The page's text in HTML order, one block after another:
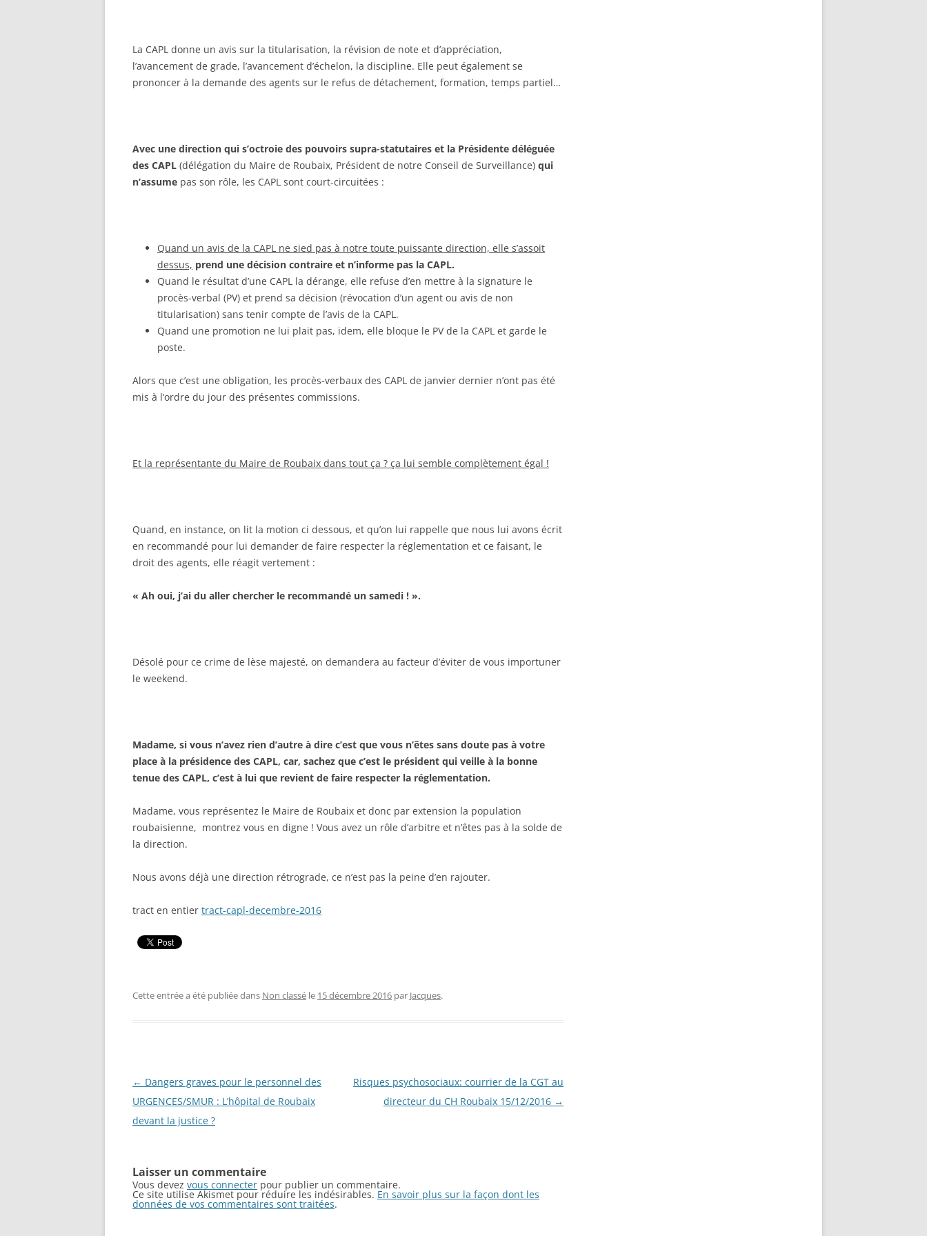
La CAPL donne un avis sur la titularisation, la révision de note et d’appréciation,
l’avancement de grade, l’avancement d’échelon, la discipline. Elle peut également se
prononcer à la demande des agents sur le refus de détachement, formation, temps partiel…
Avec une direction qui s’octroie des pouvoirs supra-statutaires et la Présidente déléguée
des CAPL (délégation du Maire de Roubaix, Président de notre Conseil de Surveillance) qui
n’assume pas son rôle, les CAPL sont court-circuitées :
Quand un avis de la CAPL ne sied pas à notre toute puissante direction, elle s’assoit
dessus, prend une décision contraire et n’informe pas la CAPL.
Quand le résultat d’une CAPL la dérange, elle refuse d’en mettre à la signature le
procès-verbal (PV) et prend sa décision (révocation d’un agent ou avis de non
titularisation) sans tenir compte de l’avis de la CAPL.
Quand une promotion ne lui plait pas, idem, elle bloque le PV de la CAPL et garde le
poste.
Alors que c’est une obligation, les procès-verbaux des CAPL de janvier dernier n’ont pas été
mis à l’ordre du jour des présentes commissions.
Et la représentante du Maire de Roubaix dans tout ça ? ça lui semble complètement égal !
Quand, en instance, on lit la motion ci dessous, et qu’on lui rappelle que nous lui avons écrit
en recommandé pour lui demander de faire respecter la réglementation et ce faisant, le
droit des agents, elle réagit vertement :
« Ah oui, j’ai du aller chercher le recommandé un samedi ! ».
Désolé pour ce crime de lèse majesté, on demandera au facteur d’éviter de vous importuner
le weekend.
Madame, si vous n’avez rien d’autre à dire c’est que vous n’êtes sans doute pas à votre
place à la présidence des CAPL, car, sachez que c’est le président qui veille à la bonne
tenue des CAPL, c’est à lui que revient de faire respecter la réglementation.
Madame, vous représentez le Maire de Roubaix et donc par extension la population
roubaisienne, montrez vous en digne ! Vous avez un rôle d’arbitre et n’êtes pas à la solde de
la direction.
Nous avons déjà une direction rétrograde, ce n’est pas la peine d’en rajouter.
tract en entier tract-capl-decembre-2016
Cette entrée a été publiée dans Non classé le 15 décembre 2016 par Jacques.
Navigation
des
articles
← Dangers graves pour le personnel des
URGENCES/SMUR : L’hôpital de Roubaix
devant la justice ?
Risques psychosociaux: courrier de la CGT au
directeur du CH Roubaix 15/12/2016 →
Laisser un commentaire
Vous devez vous connecter pour publier un commentaire.
Ce site utilise Akismet pour réduire les indésirables. En savoir plus sur la façon dont les
données de vos commentaires sont traitées.